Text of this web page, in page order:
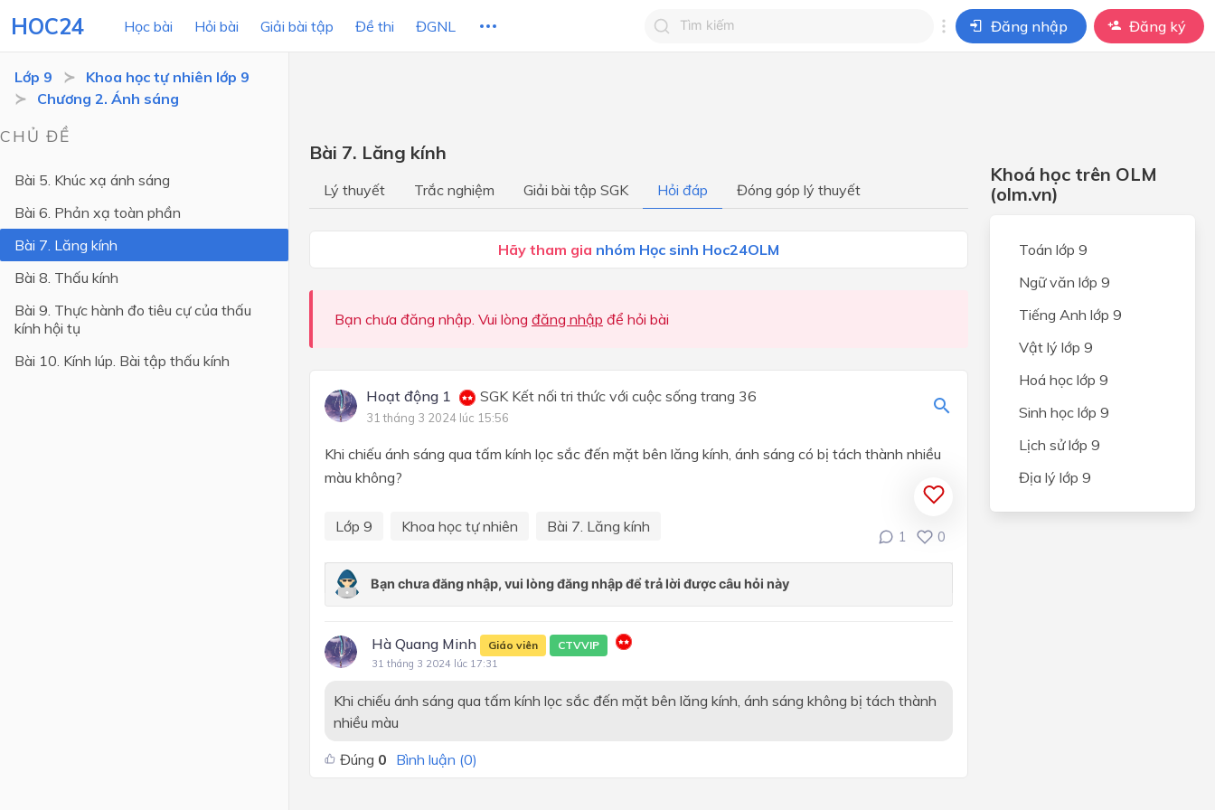
HOC24 Học bài Hỏi bài Giải bài tập Đề thi ĐGNL Đăng nhập Đăng ký
Lớp 12
Lớp 11
Lớp 10
Lớp 9
Lớp 8
Lớp 6
Phần Vật lí
Chương 1. Năng lượng cơ học
Chủ đề 2. Ánh sáng
BIẾN ĐỔI
Chủ đề 2: Ánh sáng
Chủ đề 4. Điện từ
sống
Lớp 9
Khoa học tự nhiên lớp 9
Chương 2. Ánh sáng
CHỦ ĐỀ
Bài 5. Khúc xạ ánh sáng
Bài 6. Phản xạ toàn phần
Bài 7. Lăng kính
Bài 8. Thấu kính
Bài 9. Thực hành đo tiêu cự của thấu
kính hội tụ
Bài 10. Kính lúp. Bài tập thấu kính
Bài 7. Lăng kính
Lý thuyết Trắc nghiệm Giải bài tập SGK Hỏi đáp Đóng góp lý thuyết
Hãy tham gia nhóm Học sinh Hoc24OLM
Bạn chưa đăng nhập. Vui lòng đăng nhập để hỏi bài
Hoạt động 1 SGK Kết nối tri thức với cuộc sống trang 36
31 tháng 3 2024 lúc 15:56
Khi chiếu ánh sáng qua tấm kính lọc sắc đến mặt bên lăng kính, ánh sáng có bị tách thành nhiều
màu không?
Lớp 9 Khoa học tự nhiên Bài 7. Lăng kính
1 0
Hà Quang Minh Giáo viên CTVVIP
31 tháng 3 2024 lúc 17:31
Khi chiếu ánh sáng qua tấm kính lọc sắc đến mặt bên lăng kính, ánh sáng không bị tách thành
nhiều màu
Đúng 0 Bình luận (0)
Khoá học trên OLM
(olm.vn)
Toán lớp 9
Ngữ văn lớp 9
Tiếng Anh lớp 9
Vật lý lớp 9
Hoá học lớp 9
Sinh học lớp 9
Lịch sử lớp 9
Địa lý lớp 9